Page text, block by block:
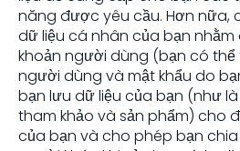
năng được yêu cầu. Hơn nữa,
dữ liệu cá nhân của bạn
khoản người dùng (bạn có
người dùng và mật khẩu do
bạn lưu dữ liệu của bạn (như
tham khảo và sản phẩm) cho
của bạn và cho phép bạn